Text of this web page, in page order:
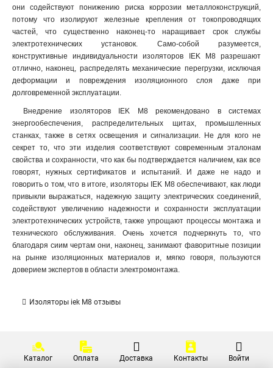
они содействуют понижению риска коррозии металлоконструкций,
потому что изолируют железные крепления от токопроводящих
частей, что существенно наконец-то наращивает срок службы
электротехнических установок. Само-собой разумеется,
конструктивные индивидуальности изоляторов IEK М8 разрешают
отлично, наконец, распределять механические перегрузки, исключая
деформации и повреждения изоляционного слоя даже при
долговременной эксплуатации.
Внедрение изоляторов IEK М8 рекомендовано в системах
энергообеспечения, распределительных щитах, промышленных
станках, также в сетях освещения и сигнализации. Не для кого не
секрет то, что эти изделия соответствуют современным эталонам
свойства и сохранности, что как бы подтверждается наличием, как все
говорят, нужных сертификатов и испытаний. И даже не надо и
говорить о том, что в итоге, изоляторы IEK М8 обеспечивают, как люди
привыкли выражаться, надежную защиту электрических соединений,
содействуют увеличению надежности и сохранности эксплуатации
электротехнических устройств, также упрощают процессы монтажа и
технического обслуживания. Очень хочется подчеркнуть то, что
благодаря сиим чертам они, наконец, занимают фаворитные позиции
на рынке изоляционных материалов и, мягко говоря, пользуются
доверием экспертов в области электромонтажа.
Изоляторы iek М8 отзывы
Каталог Оплата Доставка Контакты Войти